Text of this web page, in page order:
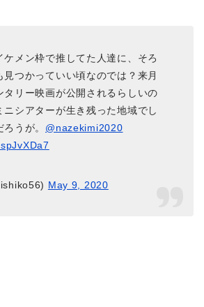
ケメン枠で推してた人達に、そろ
見つかっていい頃なのでは？来月
タリー映画が公開されるらしいの
ニシアターが生き残った地域でし
うが。 @nazekimi2020
May 9, 2020